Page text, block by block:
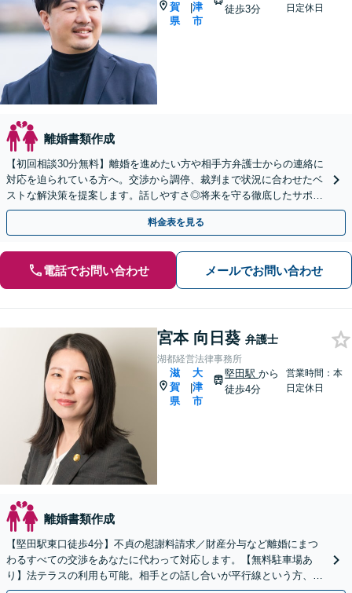
賀
県
|津
市
徒歩3分
日定休日
離婚書類作成
【初回相談30分無料】離婚を進めたい方や相手方弁護士からの連絡に
対応を迫られている方へ。交渉から調停、裁判まで状況に合わせたベ
ストな解決策を提案します。話しやすさ◎将来を守る徹底したサポー
トをいたします。【大津駅徒歩3分】
料金表を見る
電話でお問い合わせ メールでお問い合わせ
宮本 向日葵 弁護士
湖都経営法律事務所
滋
賀
県
|
大
津
市
堅田駅から
徒歩4分
営業時間：本
日定休日
離婚書類作成
【堅田駅東口徒歩4分】不貞の慰謝料請求／財産分与など離婚にまつ
わるすべての交渉をあなたに代わって対応します。【無料駐車場あ
り】法テラスの利用も可能。相手との話し合いが平行線という方、一